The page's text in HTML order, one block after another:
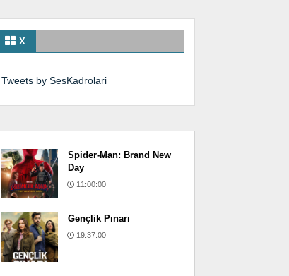
X
Tweets by SesKadrolari
Spider-Man: Brand New
Day
11:00:00
Gençlik Pınarı
19:37:00